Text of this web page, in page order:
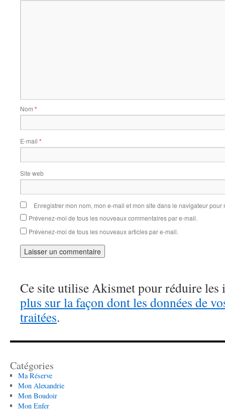
Nom *
E-mail *
Site web
Enregistrer mon nom, mon e-mail et mon site dans le navigateur
Prévenez-moi de tous les nouveaux commentaires par e-mail.
Prévenez-moi de tous les nouveaux articles par e-mail.
Ce site utilise Akismet pour réduire les
plus sur la façon dont les données de
traitées.
Catégories
Ma Réserve
Mon Alexandrie
Mon Boudoir
Mon Enfer